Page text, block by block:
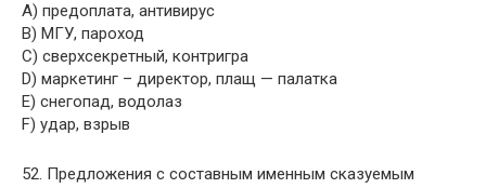
A) предоплата, антивирус
B) МГУ, пароход
C) сверхсекретный, контригра
D) маркетинг – директор, плащ — палатка
E) снегопад, водолаз
F) удар, взрыв
52. Предложения с составным именным сказуемым